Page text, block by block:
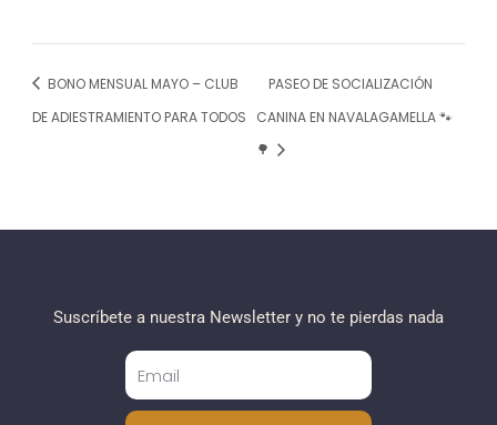
BONO MENSUAL MAYO – CLUB
DE ADIESTRAMIENTO PARA TODOS
PASEO DE SOCIALIZACIÓN
CANINA EN NAVALAGAMELLA 🐾
🌳
Suscríbete a nuestra Newsletter y no te pierdas nada